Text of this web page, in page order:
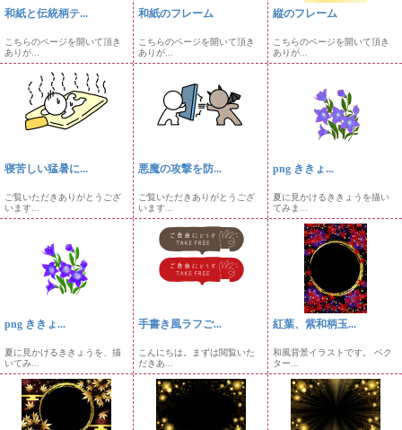
和紙と伝統柄テ...
こちらのページを開いて頂き
ありが...
和紙のフレーム
こちらのページを開いて頂き
ありが...
縦のフレーム
こちらのページを開いて頂き
ありが...
寝苦しい猛暑に...
ご覧いただきありがとうござ
います...
悪魔の攻撃を防...
ご覧いただきありがとうござ
います...
png ききょ...
夏に見かけるききょうを描い
てみま...
png ききょ...
夏に見かけるききょうを、描
いてみ...
手書き風ラフご...
こんにちは。まずは閲覧いた
だきあ...
紅葉、紫和柄玉...
和風背景イラストです。 ベク
ター...